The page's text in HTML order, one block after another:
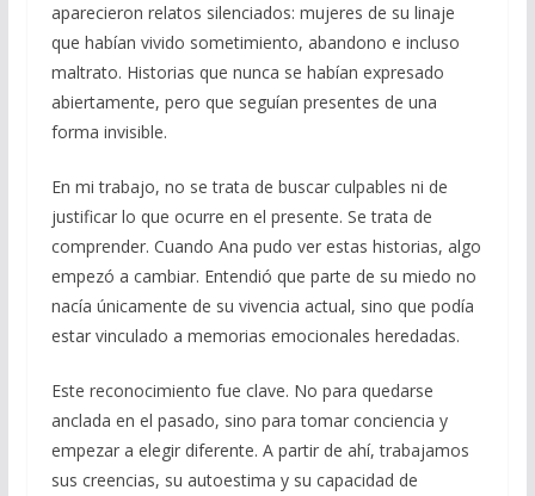
aparecieron relatos silenciados: mujeres de su linaje
que habían vivido sometimiento, abandono e incluso
maltrato. Historias que nunca se habían expresado
abiertamente, pero que seguían presentes de una
forma invisible.
En mi trabajo, no se trata de buscar culpables ni de
justificar lo que ocurre en el presente. Se trata de
comprender. Cuando Ana pudo ver estas historias, algo
empezó a cambiar. Entendió que parte de su miedo no
nacía únicamente de su vivencia actual, sino que podía
estar vinculado a memorias emocionales heredadas.
Este reconocimiento fue clave. No para quedarse
anclada en el pasado, sino para tomar conciencia y
empezar a elegir diferente. A partir de ahí, trabajamos
sus creencias, su autoestima y su capacidad de